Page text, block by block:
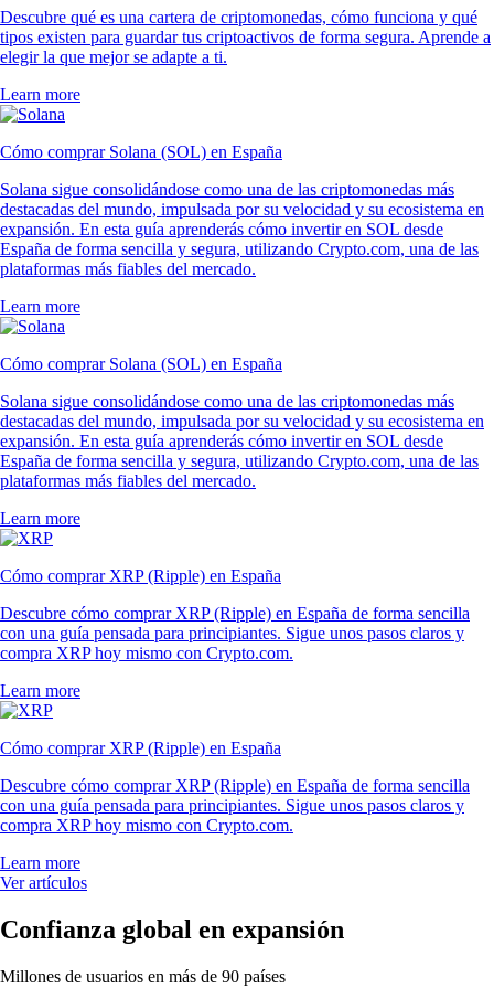
Descubre qué es una cartera de criptomonedas, cómo funciona y qué
tipos existen para guardar tus criptoactivos de forma segura. Aprende a
elegir la que mejor se adapte a ti.
Learn more
Cómo comprar Solana (SOL) en España
Solana sigue consolidándose como una de las criptomonedas más
destacadas del mundo, impulsada por su velocidad y su ecosistema en
expansión. En esta guía aprenderás cómo invertir en SOL desde
España de forma sencilla y segura, utilizando Crypto.com, una de las
plataformas más fiables del mercado.
Learn more
Cómo comprar Solana (SOL) en España
Solana sigue consolidándose como una de las criptomonedas más
destacadas del mundo, impulsada por su velocidad y su ecosistema en
expansión. En esta guía aprenderás cómo invertir en SOL desde
España de forma sencilla y segura, utilizando Crypto.com, una de las
plataformas más fiables del mercado.
Learn more
Cómo comprar XRP (Ripple) en España
Descubre cómo comprar XRP (Ripple) en España de forma sencilla
con una guía pensada para principiantes. Sigue unos pasos claros y
compra XRP hoy mismo con Crypto.com.
Learn more
Cómo comprar XRP (Ripple) en España
Descubre cómo comprar XRP (Ripple) en España de forma sencilla
con una guía pensada para principiantes. Sigue unos pasos claros y
compra XRP hoy mismo con Crypto.com.
Learn more
Ver artículos
Confianza global en expansión
Millones de usuarios en más de 90 países